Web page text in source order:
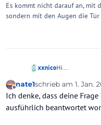
Es kommt nicht darauf an, mit
sondern mit den Augen die Tür
xxnicoHi.
Laut den
bis zu 15%.
Jetzt kam die
vermerkt. laut
LG und schon
Offline
nate1schrieb am 1. Jan.
zuletzt editiert von
Ich denke, dass deine Frage
ausführlich beantwortet